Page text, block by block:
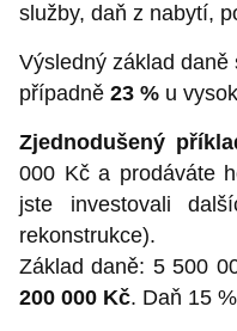
služby, daň z nabytí,
Výsledný základ daně
případně 23 % u
Zjednodušený
000 Kč a prodáváte
jste investovali
rekonstrukce).
Základ daně: 5 500
200 000 Kč. Daň 15